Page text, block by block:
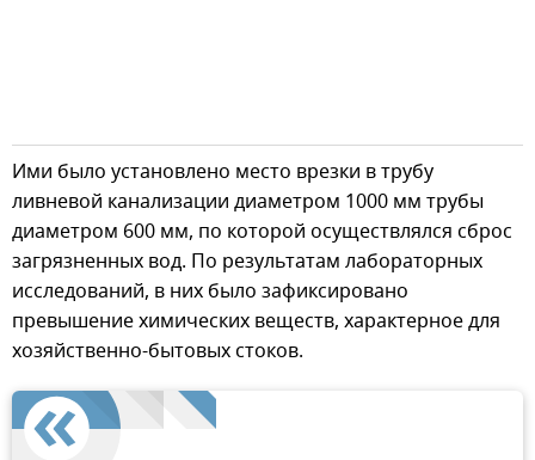
Ими было установлено место врезки в трубу
ливневой канализации диаметром 1000 мм трубы
диаметром 600 мм, по которой осуществлялся сброс
загрязненных вод. По результатам лабораторных
исследований, в них было зафиксировано
превышение химических веществ, характерное для
хозяйственно-бытовых стоков.